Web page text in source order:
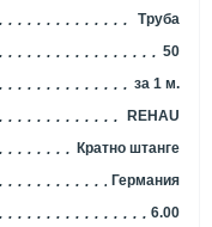
Труба
50
за 1 м.
REHAU
Кратно штанге
Германия
6.00